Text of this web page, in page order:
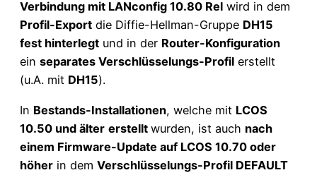
Verbindung mit LANconfig 10.80 Rel wird in dem
Profil-Export die Diffie-Hellman-Gruppe DH15
fest hinterlegt und in der Router-Konfiguration
ein separates Verschlüsselungs-Profil erstellt
(u.A. mit DH15).
In Bestands-Installationen, welche mit LCOS
10.50 und älter erstellt wurden, ist auch nach
einem Firmware-Update auf LCOS 10.70 oder
höher in dem Verschlüsselungs-Profil DEFAULT